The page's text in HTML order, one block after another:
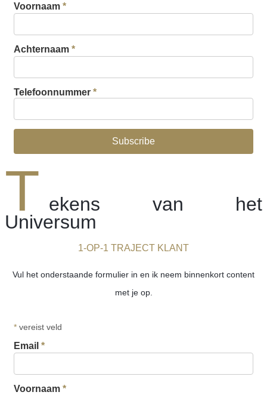
Voornaam *
Achternaam *
Telefoonnummer *
T ekens van het
Universum
1-OP-1 TRAJECT KLANT
Vul het onderstaande formulier in en ik neem binnenkort content
met je op.
* vereist veld
Email *
Voornaam *